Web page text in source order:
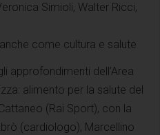
Simioli, Walter Ricci,
come cultura e salute
approfondimenti dell’Area
alimento per la salute del
(Rai Sport), con la
(cardiologo), Marcellino